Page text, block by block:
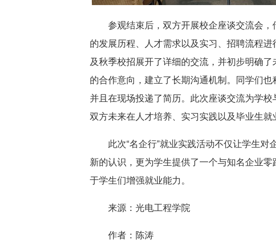
参观结束后，双方开展校企座谈交流会
的发展历程、人才需求以及实习、招聘流程
及秋季校招展开了详细的交流，并初步明确
的合作意向，建立了长期沟通机制。同学们
并且在现场投递了简历。此次座谈交流为学
双方未来在人才培养、实习实践以及毕业生就
此次“名企行”就业实践活动不仅让学生
新的认识，更为学生提供了一个与知名企业
于学生们增强就业能力。
来源：光电工程学院
作者：陈涛